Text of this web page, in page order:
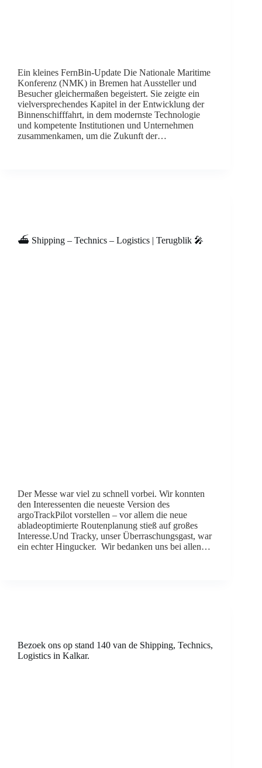
Ein kleines FernBin-Update Die Nationale Maritime
Konferenz (NMK) in Bremen hat Aussteller und
Besucher gleichermaßen begeistert. Sie zeigte ein
vielversprechendes Kapitel in der Entwicklung der
Binnenschifffahrt, in dem modernste Technologie
und kompetente Institutionen und Unternehmen
zusammenkamen, um die Zukunft der…
⛴️ Shipping – Technics – Logistics | Terugblik 🎤
Der Messe war viel zu schnell vorbei. Wir konnten
den Interessenten die neueste Version des
argoTrackPilot vorstellen – vor allem die neue
abladeoptimierte Routenplanung stieß auf großes
Interesse.Und Tracky, unser Überraschungsgast, war
ein echter Hingucker. Wir bedanken uns bei allen…
Bezoek ons op stand 140 van de Shipping, Technics,
Logistics in Kalkar.